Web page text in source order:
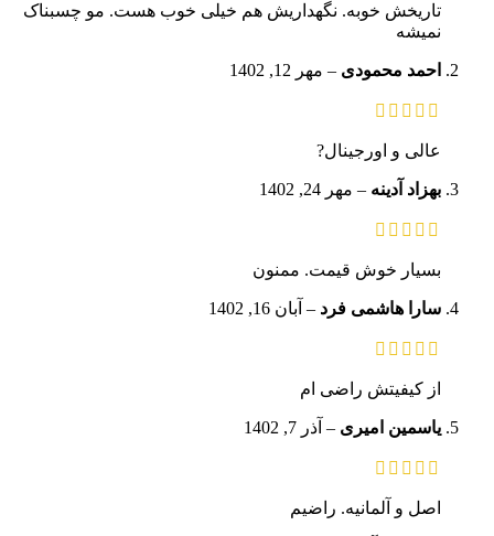
تاریخش خوبه. نگهداریش هم خیلی خوب هست. مو چسبناک
نمیشه
احمد محمودی – مهر 12, 1402
عالی و اورجینال?
بهزاد آدینه – مهر 24, 1402
بسیار خوش قیمت. ممنون
سارا هاشمی فرد – آبان 16, 1402
از کیفیتش راضی ام
یاسمین امیری – آذر 7, 1402
اصل و آلمانیه. راضیم